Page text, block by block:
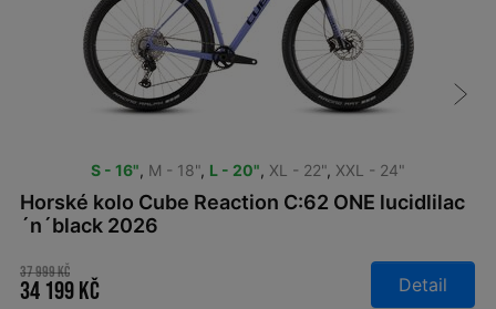
S - 16", M - 18", L - 20", XL - 22", XXL - 24"
Horské kolo Cube Reaction C:62 ONE lucidlilac
´n´black 2026
37 999 Kč
34 199 Kč Detail